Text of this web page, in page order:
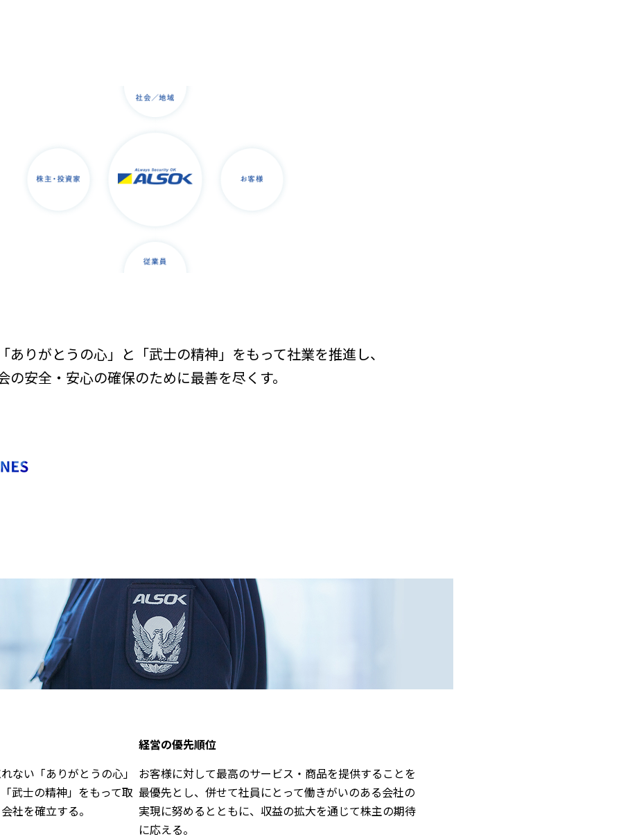
ありがとうの心」と「武士の精神」をもって社業を推進し、
の安全・安心の確保のために最善を尽くす。
ない「ありがとうの心」
武士の精神」をもって取
社を確立する。
経営の優先順位
お客様に対して最高のサービス・商品を提供することを
最優先とし、併せて社員にとって働きがいのある会社の
実現に努めるとともに、収益の拡大を通じて株主の期待
に応える。